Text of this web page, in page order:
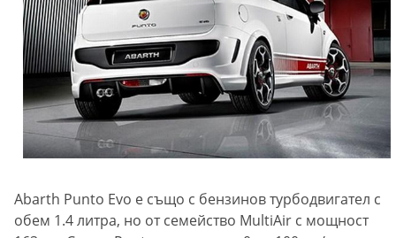
Abarth Punto Evo е също с бензинов турбодвигател с
обем 1.4 литра, но от семейство MultiAir с мощност